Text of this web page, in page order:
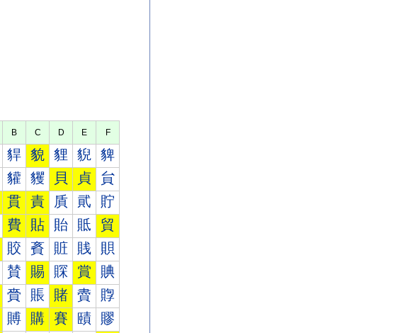
B C D E F
貋 貌 貍 貎 貏
貛 貜 貝 貞 貟
貫 責 貭 貮 貯
費 貼 貽 貾 貿
賋 賌 賍 賎 賏
賛 賜 賝 賞 賟
賫 賬 賭 賮 賯
賻 購 賽 賾 賿